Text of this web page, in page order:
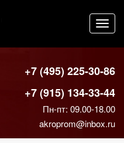
+7 (495) 225-30-86
+7 (915) 134-33-44
Пн-пт: 09.00-18.00
akroprom@inbox.ru